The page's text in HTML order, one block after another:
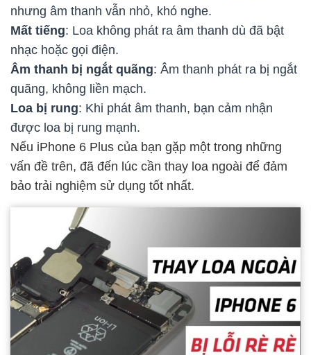
nhưng âm thanh vẫn nhỏ, khó nghe.
Mất tiếng: Loa không phát ra âm thanh dù đã bật
nhạc hoặc gọi điện.
Âm thanh bị ngắt quãng: Âm thanh phát ra bị ngắt
quãng, không liền mạch.
Loa bị rung: Khi phát âm thanh, bạn cảm nhận
được loa bị rung mạnh.
Nếu iPhone 6 Plus của bạn gặp một trong những
vấn đề trên, đã đến lúc cần thay loa ngoài để đảm
bảo trải nghiệm sử dụng tốt nhất.